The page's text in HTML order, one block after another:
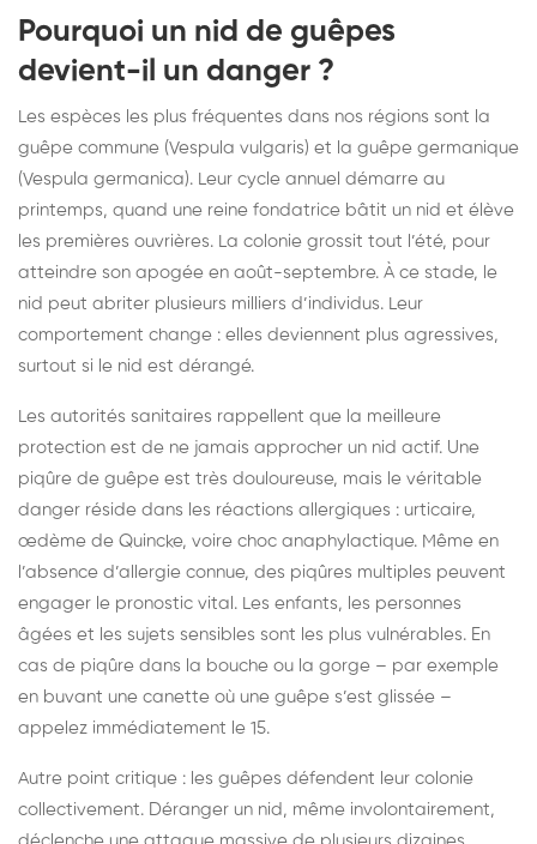
Pourquoi un nid de guêpes
devient-il un danger ?
Les espèces les plus fréquentes dans nos régions sont la
guêpe commune (Vespula vulgaris) et la guêpe germanique
(Vespula germanica). Leur cycle annuel démarre au
printemps, quand une reine fondatrice bâtit un nid et élève
les premières ouvrières. La colonie grossit tout l’été, pour
atteindre son apogée en août-septembre. À ce stade, le
nid peut abriter plusieurs milliers d’individus. Leur
comportement change : elles deviennent plus agressives,
surtout si le nid est dérangé.
Les autorités sanitaires rappellent que la meilleure
protection est de ne jamais approcher un nid actif. Une
piqûre de guêpe est très douloureuse, mais le véritable
danger réside dans les réactions allergiques : urticaire,
œdème de Quincke, voire choc anaphylactique. Même en
l’absence d’allergie connue, des piqûres multiples peuvent
engager le pronostic vital. Les enfants, les personnes
âgées et les sujets sensibles sont les plus vulnérables. En
cas de piqûre dans la bouche ou la gorge – par exemple
en buvant une canette où une guêpe s’est glissée –
appelez immédiatement le 15.
Autre point critique : les guêpes défendent leur colonie
collectivement. Déranger un nid, même involontairement,